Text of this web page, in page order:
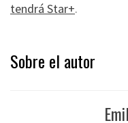
tendrá Star+.
Sobre el autor